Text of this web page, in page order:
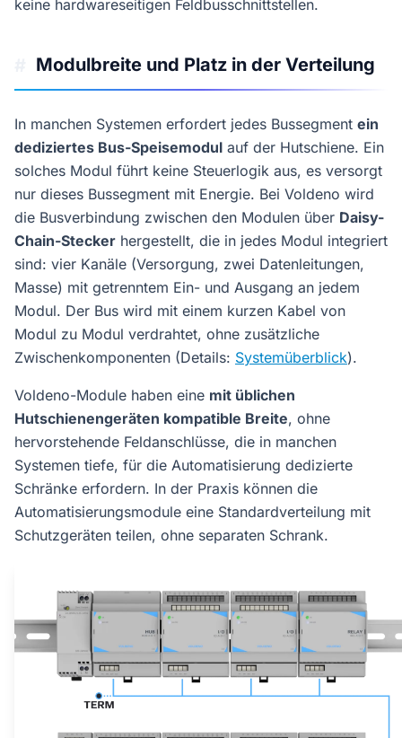
keine hardwareseitigen Feldbusschnittstellen.
Modulbreite und Platz in der Verteilung
In manchen Systemen erfordert jedes Bussegment ein
dediziertes Bus-Speisemodul auf der Hutschiene. Ein
solches Modul führt keine Steuerlogik aus, es versorgt
nur dieses Bussegment mit Energie. Bei Voldeno wird
die Busverbindung zwischen den Modulen über Daisy-
Chain-Stecker hergestellt, die in jedes Modul integriert
sind: vier Kanäle (Versorgung, zwei Datenleitungen,
Masse) mit getrenntem Ein- und Ausgang an jedem
Modul. Der Bus wird mit einem kurzen Kabel von
Modul zu Modul verdrahtet, ohne zusätzliche
Zwischenkomponenten (Details: Systemüberblick).
Voldeno-Module haben eine mit üblichen
Hutschienengeräten kompatible Breite, ohne
hervorstehende Feldanschlüsse, die in manchen
Systemen tiefe, für die Automatisierung dedizierte
Schränke erfordern. In der Praxis können die
Automatisierungsmodule eine Standardverteilung mit
Schutzgeräten teilen, ohne separaten Schrank.